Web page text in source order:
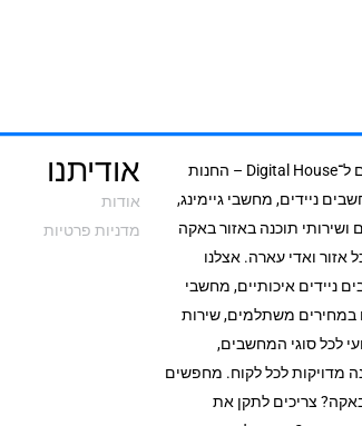
ברוכים הבאים ל־Digital House – החנות
ניידים, מחשבי גיימינג,
ושירותי תוכנה באזור באקה
אזור ואדי עארה. אצלנו
ניידים איכותיים, מחשבי
במחירים משתלמים, שירות
לכל סוגי המחשבים,
מדויקות לכל לקוח. מחפשים
צריכים לתקן את
אודיתנו
אודות
מדניות פרטיות